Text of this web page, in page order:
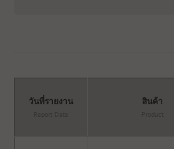
วันที่รายงาน สินค้า